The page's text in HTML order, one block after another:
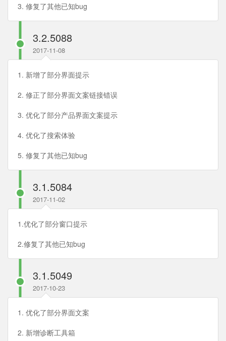
3. 修复了其他已知bug
3.2.5088
2017-11-08
1. 新增了部分界面提示
2. 修正了部分界面文案链接错误
3. 优化了部分产品界面文案提示
4. 优化了搜索体验
5. 修复了其他已知bug
3.1.5084
2017-11-02
1.优化了部分窗口提示
2.修复了其他已知bug
3.1.5049
2017-10-23
1. 优化了部分界面文案
2. 新增诊断工具箱